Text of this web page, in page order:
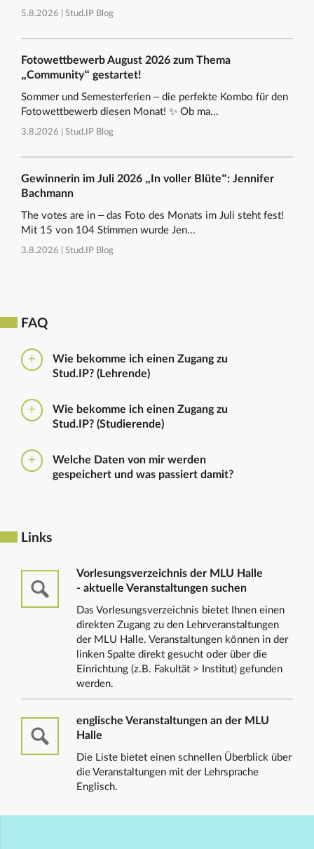
5.8.2026 | Stud.IP Blog
Fotowettbewerb August 2026 zum Thema
„Community“ gestartet!
Sommer und Semesterferien – die perfekte Kombo für den
Fotowettbewerb diesen Monat! ✨ Ob ma...
3.8.2026 | Stud.IP Blog
Gewinnerin im Juli 2026 „In voller Blüte“: Jennifer
Bachmann
The votes are in – das Foto des Monats im Juli steht fest!
Mit 15 von 104 Stimmen wurde Jen...
3.8.2026 | Stud.IP Blog
FAQ
Wie bekomme ich einen Zugang zu
Stud.IP? (Lehrende)
folgendenFormularHaben Sie bereits eine
universitäre E-Mail-Adresse, reicht ein formloser
nicht die Einrichtung zu nennen in die Sie
eingetragen werden sollen.
Wie bekomme ich einen Zugang zu
Stud.IP? (Studierende)
Nutzerkennzeichen und dem Passwort, das ihr mit
euren Immatrikulationsunterlagen erhalten habt. Das
Welche Daten von mir werden
gespeichert und was passiert damit?
Links
Vorlesungsverzeichnis der MLU Halle
- aktuelle Veranstaltungen suchen
Das Vorlesungsverzeichnis bietet Ihnen einen
direkten Zugang zu den Lehrveranstaltungen
der MLU Halle. Veranstaltungen können in der
linken Spalte direkt gesucht oder über die
Einrichtung (z.B. Fakultät > Institut) gefunden
werden.
englische Veranstaltungen an der MLU
Halle
Die Liste bietet einen schnellen Überblick über
die Veranstaltungen mit der Lehrsprache
Englisch.